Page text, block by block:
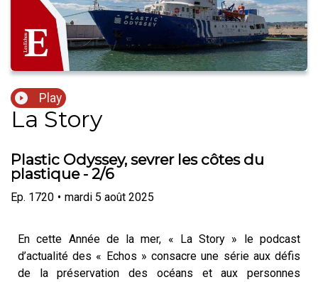
Play
La Story
Plastic Odyssey, sevrer les côtes du
plastique - 2/6
Ep. 1720 • mardi 5 août 2025
En cette Année de la mer, « La Story » le podcast
d’actualité des « Echos » consacre une série aux défis
de la préservation des océans et aux personnes